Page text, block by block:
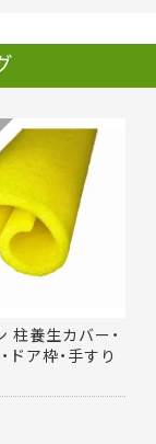
柱養生カバー・
ドア枠・手すり